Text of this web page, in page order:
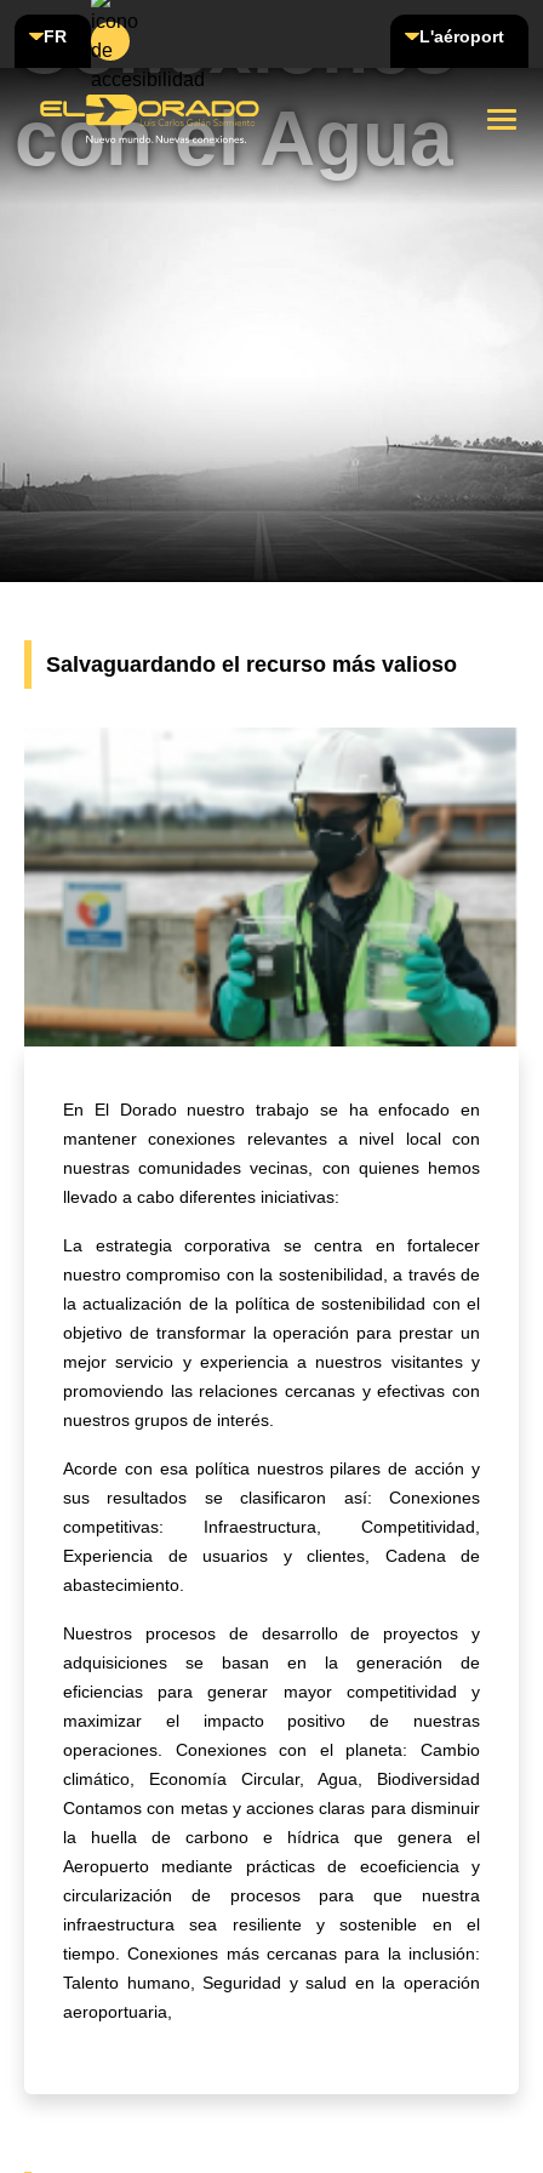
FR L'aéroport
Conexiones
con el Agua
Salvaguardando el recurso más valioso
En El Dorado nuestro trabajo se ha enfocado en
mantener conexiones relevantes a nivel local con
nuestras comunidades vecinas, con quienes hemos
llevado a cabo diferentes iniciativas:
La estrategia corporativa se centra en fortalecer
nuestro compromiso con la sostenibilidad, a través de
la actualización de la política de sostenibilidad con el
objetivo de transformar la operación para prestar un
mejor servicio y experiencia a nuestros visitantes y
promoviendo las relaciones cercanas y efectivas con
nuestros grupos de interés.
Acorde con esa política nuestros pilares de acción y
sus resultados se clasificaron así: Conexiones
competitivas: Infraestructura, Competitividad,
Experiencia de usuarios y clientes, Cadena de
abastecimiento.
Nuestros procesos de desarrollo de proyectos y
adquisiciones se basan en la generación de
eficiencias para generar mayor competitividad y
maximizar el impacto positivo de nuestras
operaciones. Conexiones con el planeta: Cambio
climático, Economía Circular, Agua, Biodiversidad
Contamos con metas y acciones claras para disminuir
la huella de carbono e hídrica que genera el
Aeropuerto mediante prácticas de ecoeficiencia y
circularización de procesos para que nuestra
infraestructura sea resiliente y sostenible en el
tiempo. Conexiones más cercanas para la inclusión:
Talento humano, Seguridad y salud en la operación
aeroportuaria,